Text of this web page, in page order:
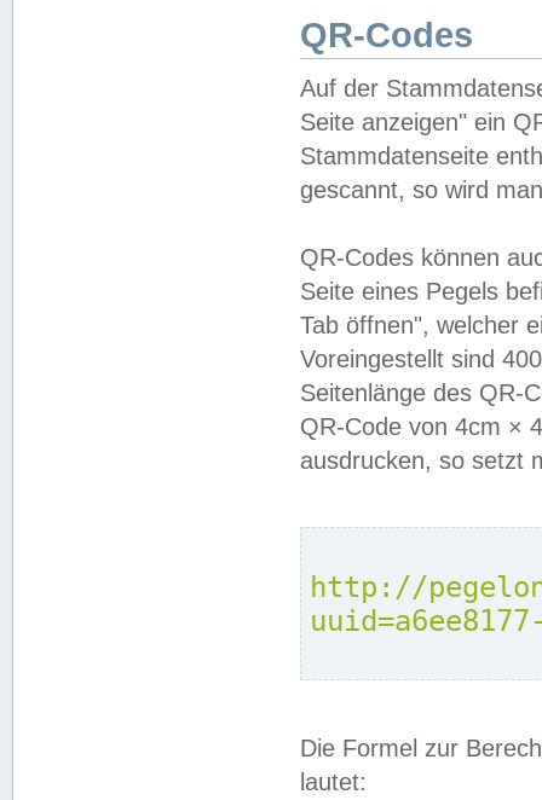
QR-Codes
Auf der
Seite anzeigen" ein
Stammdatenseite
gescannt, so wird
QR-Codes können
Seite eines Pegels
Tab öffnen", welcher
Voreingestellt sind
Seitenlänge des QR-
QR-Code von 4cm ×
ausdrucken, so setzt
http://
Die Formel zur
lautet: